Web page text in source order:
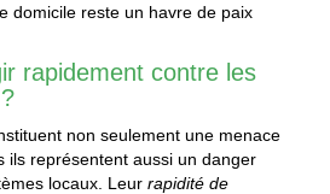
domicile reste un havre de paix
rapidement contre les
non seulement une menace
ils représentent aussi un danger
locaux. Leur rapidité de